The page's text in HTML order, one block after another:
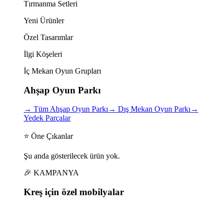
Tırmanma Setleri
Yeni Ürünler
Özel Tasarımlar
İlgi Köşeleri
İç Mekan Oyun Grupları
Ahşap Oyun Parkı
→ Tüm Ahşap Oyun Parkı→ Dış Mekan Oyun Parkı→
Yedek Parçalar
⭐ Öne Çıkanlar
Şu anda gösterilecek ürün yok.
🎉 KAMPANYA
Kreş için özel mobilyalar